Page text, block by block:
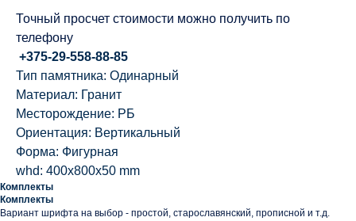
Точный просчет стоимости можно получить по
телефону
+375-29-558-88-85
Тип памятника: Одинарный
Материал: Гранит
Месторождение: РБ
Ориентация: Вертикальный
Форма: Фигурная
whd: 400x800x50 mm
Комплекты
Комплекты
Вариант шрифта на выбор - простой, старославянский, прописной и т.д.